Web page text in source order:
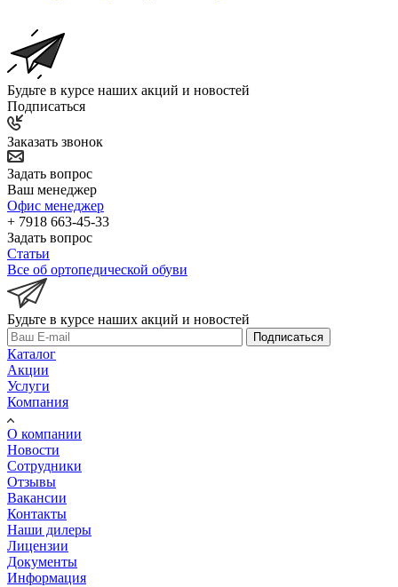
Будьте в курсе наших акций и новостей
Подписаться
Заказать звонок
Задать вопрос
Ваш менеджер
Офис менеджер
+ 7918 663-45-33
Задать вопрос
Статьи
Все об ортопедической обуви
Будьте в курсе наших акций и новостей
Подписаться
Каталог
Акции
Услуги
Компания
О компании
Новости
Сотрудники
Отзывы
Вакансии
Контакты
Наши дилеры
Лицензии
Документы
Информация